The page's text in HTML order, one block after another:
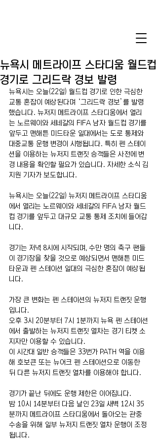
뉴욕시 메트라이프 스타디움 월드컵
경기로 그리드락 경보 발령
뉴욕시는 오늘(22일) 월드컵 경기로 인한 극심한
교통 혼잡이 예상된다며 ‘그리드락 경보’를 발령
했습니다. 뉴저지 메트라이프 스타디움에서 열리
는 노르웨이와 세네갈의 FIFA 남자 월드컵 경기를
앞두고 맨해튼 미드타운 일대에서는 도로 통제와
대중교통 운행 변경이 시행됩니다. 특히 펜 스테이
션을 이용하는 뉴저지 트랜짓 승객들은 사전에 변
경 내용을 확인할 필요가 있습니다. 자세한 소식 김
지원 기자가 보도합니다.
뉴욕시는 오늘(22일) 뉴저지 메트라이프 스타디움
에서 열리는 노르웨이와 세네갈의 FIFA 남자 월드
컵 경기를 앞두고 대규모 교통 통제 조치에 들어갑
니다.
경기는 저녁 8시에 시작되며, 수만 명의 축구 팬들
이 경기장을 찾을 것으로 예상되면서 맨해튼 미드
타운과 펜 스테이션 일대의 극심한 혼잡이 예상됩
니다.
가장 큰 변화는 펜 스테이션의 뉴저지 트랜짓 운행
입니다.
오후 3시 20분부터 7시 1분까지 뉴욕 펜 스테이션
에서 출발하는 뉴저지 트랜짓 열차는 경기 티켓 소
지자만 이용할 수 있습니다.
이 시간대 일반 승객들은 33번가 PATH 역을 이용
해 호보큰 또는 뉴어크 펜 스테이션으로 이동한
뒤 다른 뉴저지 트랜짓 열차를 이용해야 합니다.
경기가 끝난 뒤에도 운행 제한은 이어집니다.
밤 10시 14분부터 다음 날인 23일 새벽 12시 35
분까지 메트라이프 스타디움에서 돌아오는 관중
수송을 위해 일부 뉴저지 트랜짓 열차 운행이 조정
됩니다.